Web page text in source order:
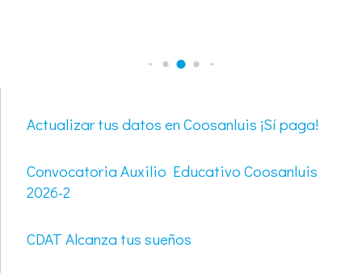
Actualizar tus datos en Coosanluis ¡Sí paga!
Convocatoria Auxilio Educativo Coosanluis
2026-2
CDAT Alcanza tus sueños